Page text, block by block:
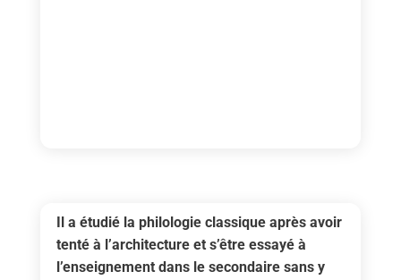
Il a étudié la philologie classique après avoir
tenté à l’architecture et s’être essayé à
l’enseignement dans le secondaire sans y